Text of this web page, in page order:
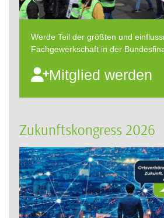
Werde Teil der größten und
Fachgewerkschaft in der
Mitglied werden
Zukunftskongress 2026